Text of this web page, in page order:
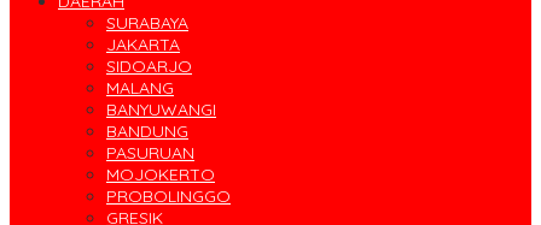
SURABAYA
JAKARTA
SIDOARJO
MALANG
BANYUWANGI
BANDUNG
PASURUAN
MOJOKERTO
PROBOLINGGO
GRESIK